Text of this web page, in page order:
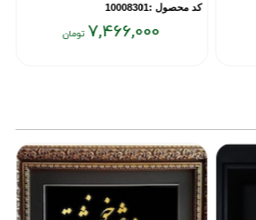
کد محصول :10008301
7,466,000